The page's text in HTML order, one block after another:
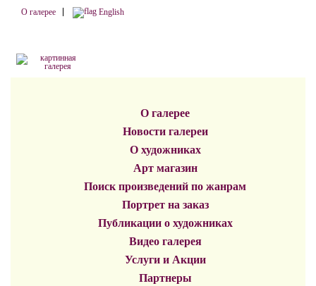
О галерее English
О галерее
Новости галереи
О художниках
Арт магазин
Поиск произведений по жанрам
Портрет на заказ
Публикации о художниках
Видео галерея
Услуги и Акции
Партнеры